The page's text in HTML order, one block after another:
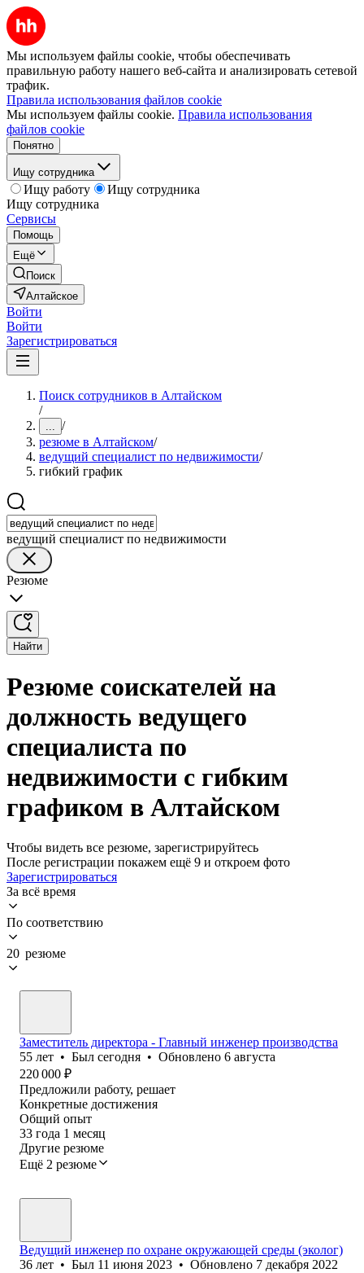
Мы используем файлы cookie, чтобы обеспечивать
правильную работу нашего веб-сайта и анализировать сетевой
трафик.
Правила использования файлов cookie
Мы используем файлы cookie. Правила использования
файлов cookie
Понятно
Ищу сотрудника
Ищу работу
Ищу сотрудника
Ищу сотрудника
Сервисы
Помощь
Ещё
Поиск
Алтайское
Войти
Войти
Зарегистрироваться
Поиск сотрудников в Алтайском
/
... /
резюме в Алтайском/
ведущий специалист по недвижимости/
гибкий график
ведущий специалист по недвижимости
Резюме
Найти
Резюме соискателей на
должность ведущего
специалиста по
недвижимости с гибким
графиком в Алтайском
Чтобы видеть все резюме, зарегистрируйтесь
После регистрации покажем ещё 9 и откроем фото
Зарегистрироваться
За всё время
По соответствию
20 резюме
Заместитель директора - Главный инженер производства
55 лет • Был сегодня • Обновлено 6 августа
220 000 ₽
Предложили работу, решает
Конкретные достижения
Общий опыт
33 года 1 месяц
Другие резюме
Ещё 2 резюме
Ведущий инженер по охране окружающей среды (эколог)
36 лет • Был 11 июня 2023 • Обновлено 7 декабря 2022